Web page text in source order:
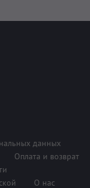
данных
Оплата и возврат
О нас